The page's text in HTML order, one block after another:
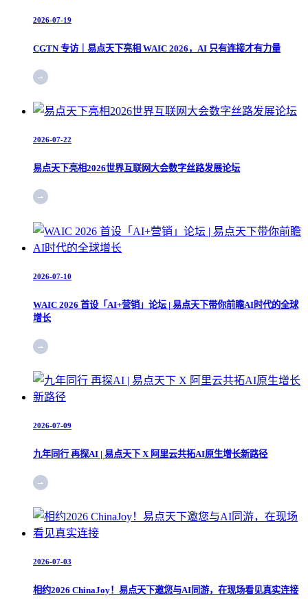
2026-07-19
CGTN 专访｜易点天下亮相 WAIC 2026，AI 只有连接才有力量
2026-07-22
易点天下亮相2026世界互联网大会数字丝路发展论坛
2026-07-10
WAIC 2026 首设「AI+营销」论坛 | 易点天下带你前瞻AI时代的全球
增长
2026-07-09
九年同行 再探AI | 易点天下 X 阿里云共拓AI原生增长新路径
2026-07-03
相约2026 ChinaJoy！易点天下邀您与AI同游，在现场看见真实连接